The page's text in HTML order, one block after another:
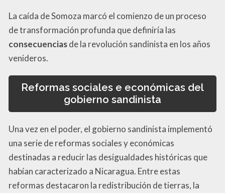
La caída de Somoza marcó el comienzo de un proceso
de transformación profunda que definiría las
consecuenciasde la revolución sandinista en los años
venideros.
Reformas sociales e económicas del
gobierno sandinista
Una vez en el poder, el gobierno sandinista implementó
una serie de reformas sociales y económicas
destinadas a reducir las desigualdades históricas que
habían caracterizado a Nicaragua. Entre estas
reformas destacaron la redistribución de tierras, la